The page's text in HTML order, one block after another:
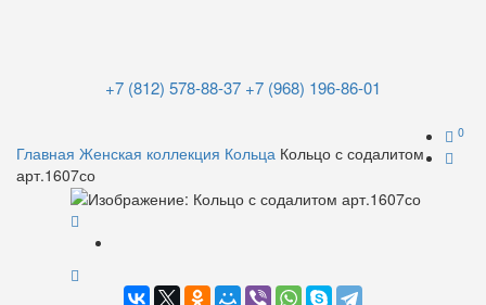
+7 (812) 578-88-37 +7 (968) 196-86-01
0
Главная Женская коллекция Кольца Кольцо с содалитом
арт.1607со